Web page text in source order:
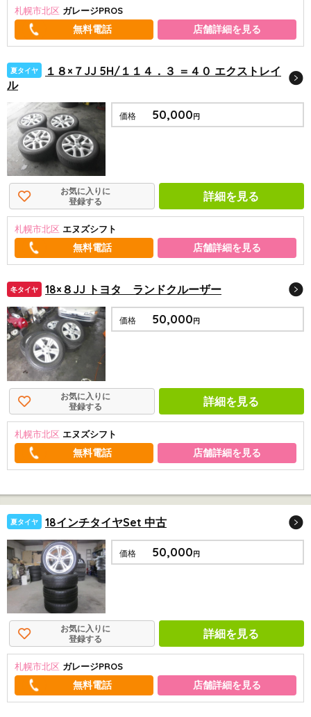
札幌市北区 ガレージPROS
店舗詳細を見る
夏タイヤ
１８×７JJ 5H/１１４．３ ＝４０ エクストレイ
ル
価格 50,000円
お気に入りに
登録する
詳細を見る
札幌市北区 エヌズシフト
店舗詳細を見る
冬タイヤ 18×８JJ トヨタ ランドクルーザー
価格 50,000 円
お気に入りに
登録する
詳細を見る
札幌市北区 エヌズシフト
店舗詳細を見る
夏タイヤ 18インチタイヤSet 中古
価格 50,000円
お気に入りに
登録する
詳細を見る
札幌市北区 ガレージPROS
店舗詳細を見る